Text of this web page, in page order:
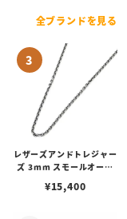
全ブランドを見る
レザーズアンドトレジャー
ズ 3mm スモールオーバ
ブスタークラスプ＆LTロ
¥15,400